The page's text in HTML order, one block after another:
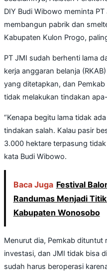
DIY Budi Wibowo meminta
membangun pabrik dan
Kabupaten Kulon Progo,
PT JMI sudah berhenti lama
kerja anggaran belanja
yang ditetapkan, dan
tidak melakukan tindakan
“Kenapa begitu lama tidak
tindakan salah. Kalau pasir
3.000 hektare terpasung
kata Budi Wibowo.
Baca Juga Festival
Randumas Menjadi
Kabupaten Wonosobo
Menurut dia, Pemkab
investasi, dan JMI tidak bisa
sudah harus beroperasi